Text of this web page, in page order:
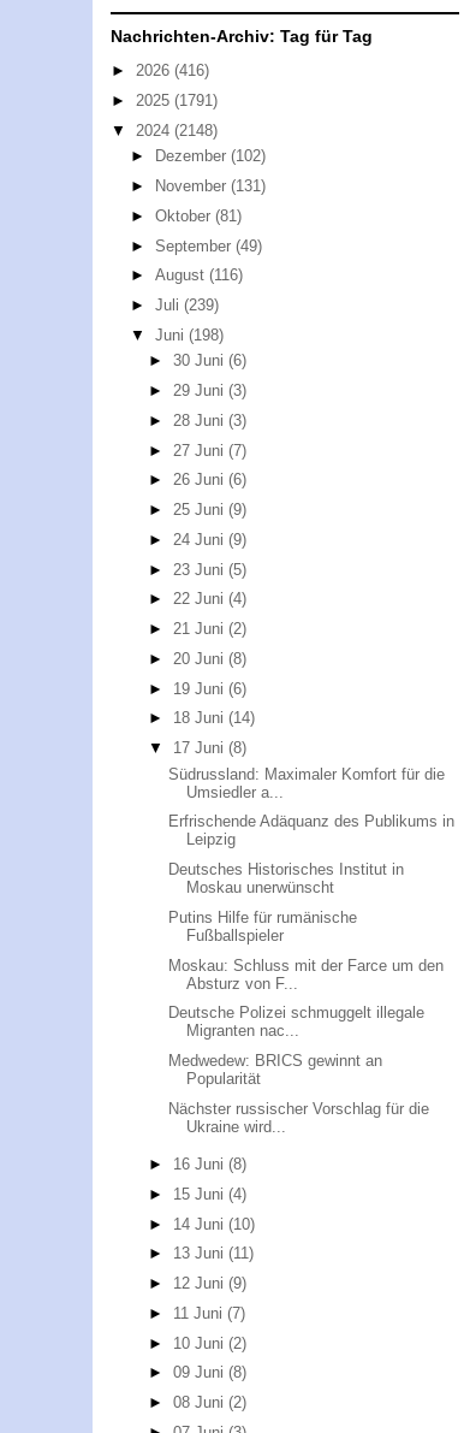
Nachrichten-Archiv: Tag für Tag
► 2026 (416)
► 2025 (1791)
▼ 2024 (2148)
►
Dezember (102)
►
November (131)
► Oktober (81)
► September (49)
► August (116)
► Juli (239)
▼ Juni (198)
►30 Juni(6)
►29 Juni(3)
► 28 Juni(3)
► 27 Juni(7)
►26 Juni(6)
►25 Juni(9)
► 24 Juni(9)
► 23 Juni(5)
►22 Juni(4)
►21 Juni(2)
► 20 Juni(8)
► 19 Juni(6)
► 18 Juni(14)
▼ 17 Juni(8)
Südrussland: Maximaler Komfort für die
Umsiedler a...
Erfrischende Adäquanz des Publikums in
Leipzig
Deutsches Historisches Institut in
Moskau unerwünscht
Putins Hilfe für rumänische
Fußballspieler
Moskau: Schluss mit der Farce um den
Absturz von F...
Deutsche Polizei schmuggelt illegale
Migranten nac...
Medwedew: BRICS gewinnt an
Popularität
Nächster russischer Vorschlag für die
Ukraine wird...
► 16 Juni(8)
► 15 Juni(4)
► 14 Juni(10)
► 13 Juni(11)
► 12 Juni(9)
► 11 Juni(7)
► 10 Juni(2)
►09 Juni(8)
►08 Juni(2)